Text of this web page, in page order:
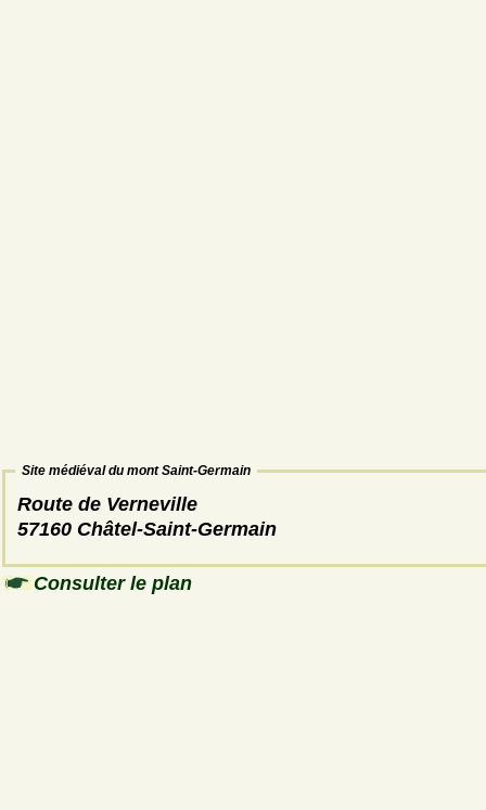
Site médiéval du mont Saint-Germain
Route de Verneville
57160 Châtel-Saint-Germain
Consulter le plan